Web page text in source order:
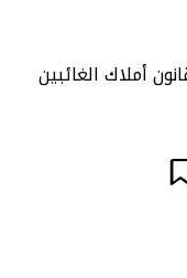
أملاك الغائبين